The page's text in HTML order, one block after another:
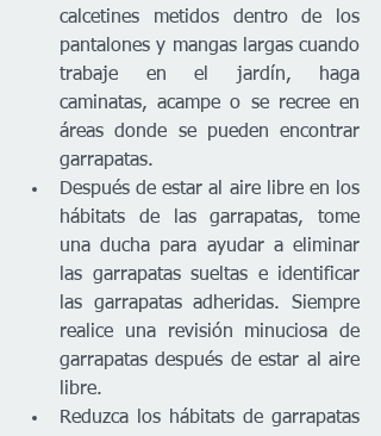
calcetines metidos dentro de los
pantalones y mangas largas cuando
trabaje en el jardín, haga
caminatas, acampe o se recree en
áreas donde se pueden encontrar
garrapatas.
Después de estar al aire libre en los
hábitats de las garrapatas, tome
una ducha para ayudar a eliminar
las garrapatas sueltas e identificar
las garrapatas adheridas. Siempre
realice una revisión minuciosa de
garrapatas después de estar al aire
libre.
Reduzca los hábitats de garrapatas